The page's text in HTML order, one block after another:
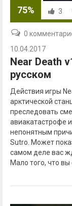
75% 3
0
10.04.2017
Near Death
русском
Действия игры
арктической
преследовать
авиакатастрофе
непонятным
Sutro. Может
самом деле вас
Мало того, что вы